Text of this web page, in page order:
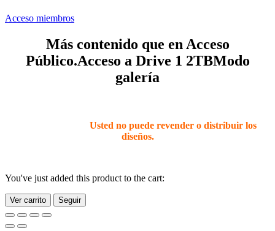
Acceso miembros
Más contenido que en Acceso
Público.Acceso a Drive 1 2TBModo
galería
Usted no puede revender o distribuir los
diseños.
You've just added this product to the cart:
Ver carrito Seguir